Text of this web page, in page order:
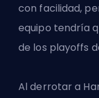
con facilidad,
equipo tendría
de los playoffs
Al derrotar a